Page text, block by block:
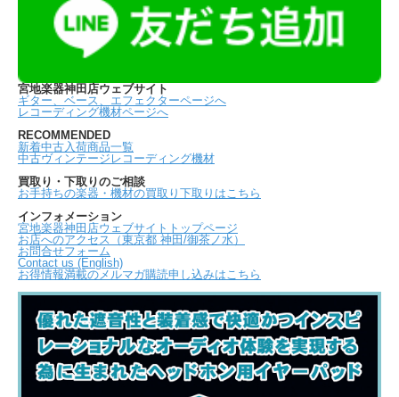
宮地楽器神田店ウェブサイト
ギター、ベース、エフェクターページへ
レコーディング機材ページへ
RECOMMENDED
新着中古入荷商品一覧
中古ヴィンテージレコーディング機材
買取り・下取りのご相談
お手持ちの楽器・機材の買取り下取りはこちら
インフォメーション
宮地楽器神田店ウェブサイトトップページ
お店へのアクセス（東京都 神田/御茶ノ水）
お問合せフォーム
Contact us (English)
お得情報満載のメルマガ購読申し込みはこちら